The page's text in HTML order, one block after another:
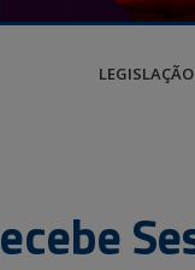
LEGISLAÇÃO